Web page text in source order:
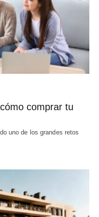
comprar tu
uno de los grandes retos